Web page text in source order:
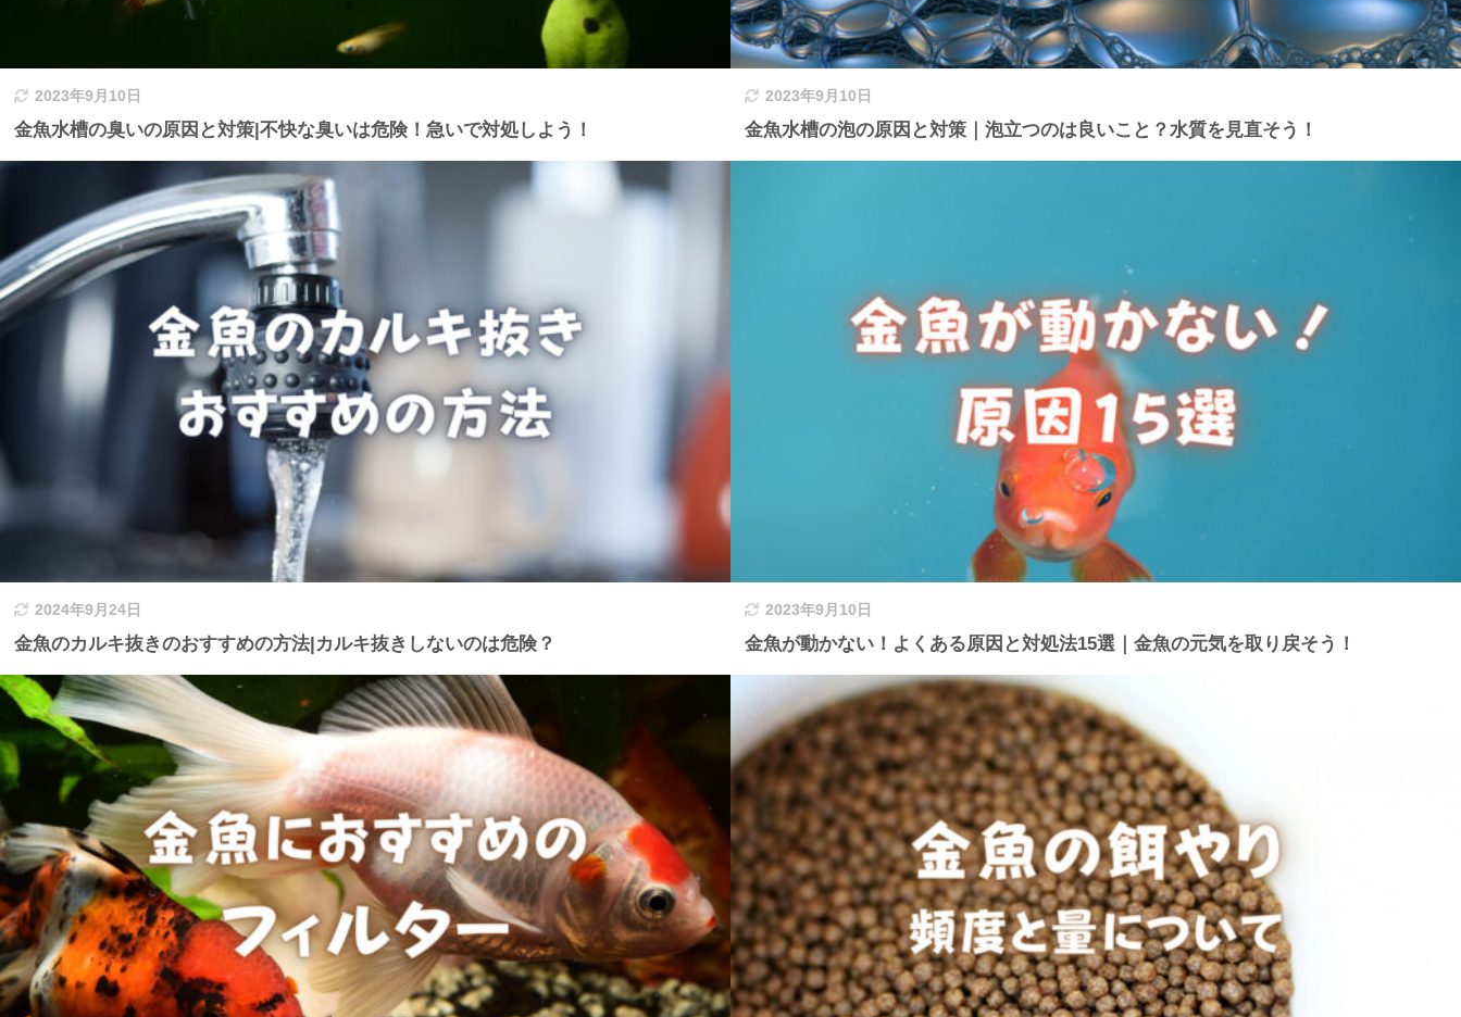
2023年9月10日
金魚水槽の臭いの原因と対策|不快な臭いは危険！急いで対処しよう！
2023年9月10日
金魚水槽の泡の原因と対策｜泡立つのは良いこと？水質を見直そう！
2024年9月24日
金魚のカルキ抜きのおすすめの方法|カルキ抜きしないのは危険？
2023年9月10日
金魚が動かない！よくある原因と対処法15選｜金魚の元気を取り戻そう！